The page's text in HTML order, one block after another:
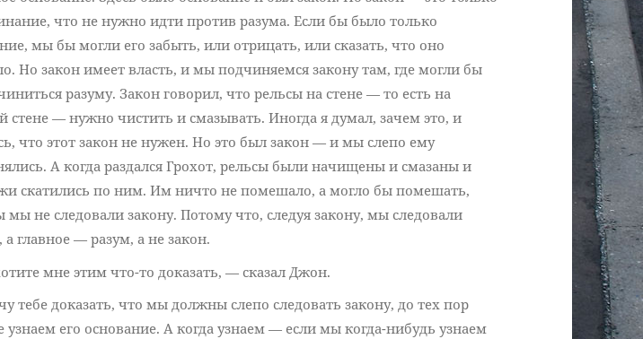
что не нужно идти против разума. Если бы было только
мы бы могли его забыть, или отрицать, или сказать, что оно
Но закон имеет власть, и мы подчиняемся закону там, где могли бы
разуму. Закон говорил, что рельсы на стене — то есть на
стене — нужно чистить и смазывать. Иногда я думал, зачем это, и
что этот закон не нужен. Но это был закон — и мы слепо ему
А когда раздался Грохот, рельсы были начищены и смазаны и
скатились по ним. Им ничто не помешало, а могло бы помешать,
мы не следовали закону. Потому что, следуя закону, мы следовали
а главное — разум, а не закон.
мне этим что-то доказать, — сказал Джон.
тебе доказать, что мы должны слепо следовать закону, до тех пор
узнаем его основание. А когда узнаем — если мы когда-нибудь узнаем